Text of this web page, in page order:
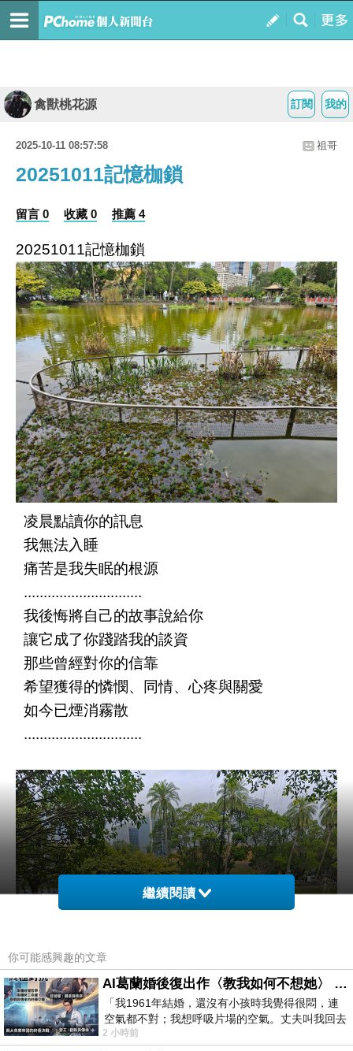
我的
訂閱
禽獸桃花源
2025-10-11 08:57:58 祖哥
20251011記憶枷鎖
留言 0 收藏 0 推薦 4
20251011記憶枷鎖
凌晨點讀你的訊息
我無法入睡
痛苦是我失眠的根源
..............................
我後悔將自己的故事說給你
讓它成了你踐踏我的談資
那些曾經對你的信靠
希望獲得的憐憫、同情、心疼與關愛
如今已煙消霧散
..............................
繼續閱讀
你可能感興趣的文章
AI葛蘭婚後復出作〈教我如何不想她〉 #戀上老電影 #葛蘭 #粟子
「我1961年結婚，還沒有小孩時我覺得很悶，連
空氣都不對；我想呼吸片場的空氣。丈夫叫我回去
試試看……拍了〈教我如何不想她〉（1963
2 小時前